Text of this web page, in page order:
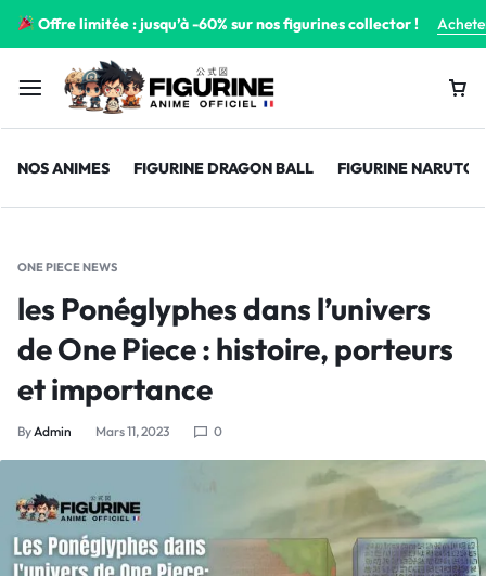
Offre limitée : jusqu’à -60% sur nos figurines collector !
NOS ANIMES FIGURINE DRAGON BALL FIGURINE NARUTO
ONE PIECE NEWS
les Ponéglyphes dans l’univers
de One Piece : histoire, porteurs
et importance
ByAdmin Mars 11, 2023 0